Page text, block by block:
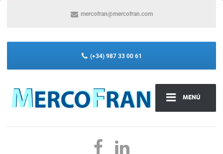
MENÚ
mercofran@mercofran.com
(+34) 987 33 00 61